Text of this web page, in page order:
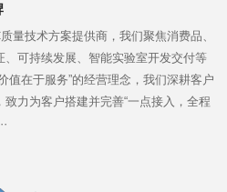
量技术方案提供商，我们聚焦消费品、
可持续发展、智能实验室开发交付等
值在于服务”的经营理念，我们深耕客户
力为客户搭建并完善“一点接入，全程